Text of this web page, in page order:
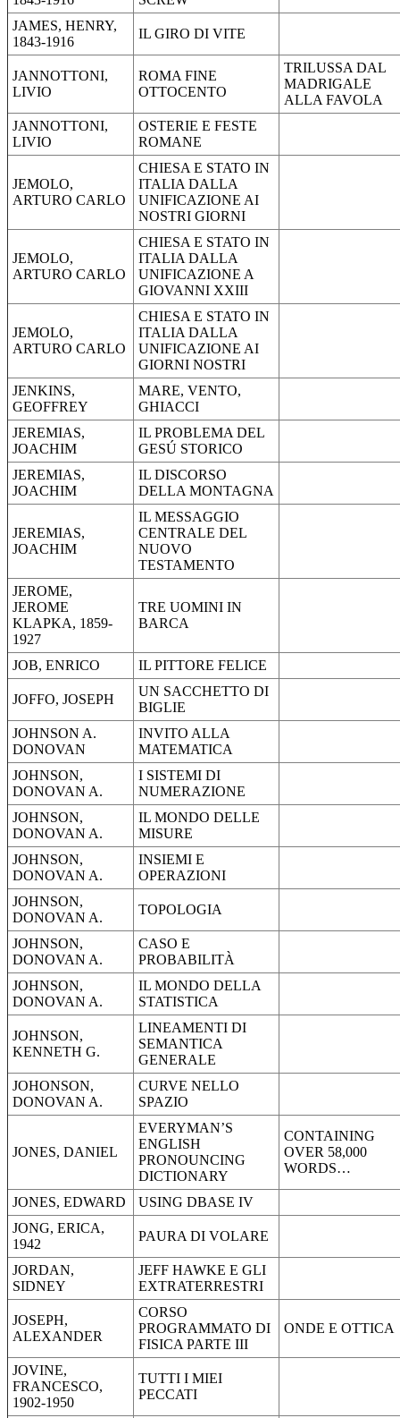
JAMES, HENRY,
1843-1916
IL GIRO DI VITE
JANNOTTONI,
LIVIO
ROMA FINE
OTTOCENTO
TRILUSSA DAL
MADRIGALE
ALLA FAVOLA
JANNOTTONI,
LIVIO
OSTERIE E FESTE
ROMANE
JEMOLO,
ARTURO CARLO
CHIESA E STATO IN
ITALIA DALLA
UNIFICAZIONE AI
NOSTRI GIORNI
JEMOLO,
ARTURO CARLO
CHIESA E STATO IN
ITALIA DALLA
UNIFICAZIONE A
GIOVANNI XXIII
JEMOLO,
ARTURO CARLO
CHIESA E STATO IN
ITALIA DALLA
UNIFICAZIONE AI
GIORNI NOSTRI
JENKINS,
GEOFFREY
MARE, VENTO,
GHIACCI
JEREMIAS,
JOACHIM
IL PROBLEMA DEL
GESÚ STORICO
JEREMIAS,
JOACHIM
IL DISCORSO
DELLA MONTAGNA
JEREMIAS,
JOACHIM
IL MESSAGGIO
CENTRALE DEL
NUOVO
TESTAMENTO
JEROME,
JEROME
KLAPKA, 1859-
1927
TRE UOMINI IN
BARCA
JOB, ENRICO IL PITTORE FELICE
JOFFO, JOSEPH
UN SACCHETTO DI
BIGLIE
JOHNSON A.
DONOVAN
INVITO ALLA
MATEMATICA
JOHNSON,
DONOVAN A.
I SISTEMI DI
NUMERAZIONE
JOHNSON,
DONOVAN A.
IL MONDO DELLE
MISURE
JOHNSON,
DONOVAN A.
INSIEMI E
OPERAZIONI
JOHNSON,
DONOVAN A.
TOPOLOGIA
JOHNSON,
DONOVAN A.
CASO E
PROBABILITÀ
JOHNSON,
DONOVAN A.
IL MONDO DELLA
STATISTICA
JOHNSON,
KENNETH G.
LINEAMENTI DI
SEMANTICA
GENERALE
JOHONSON,
DONOVAN A.
CURVE NELLO
SPAZIO
JONES, DANIEL
EVERYMAN’S
ENGLISH
PRONOUNCING
DICTIONARY
CONTAINING
OVER 58,000
WORDS…
JONES, EDWARD
USING DBASE IV
JONG, ERICA,
1942
PAURA DI VOLARE
JORDAN,
SIDNEY
JEFF HAWKE E GLI
EXTRATERRESTRI
JOSEPH,
ALEXANDER
CORSO
PROGRAMMATO DI
FISICA PARTE III
ONDE E OTTICA
JOVINE,
FRANCESCO,
1902-1950
TUTTI I MIEI
PECCATI